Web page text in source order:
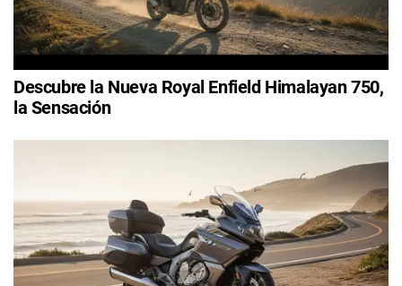
Descubre la Nueva Royal Enfield Himalayan 750,
la Sensación